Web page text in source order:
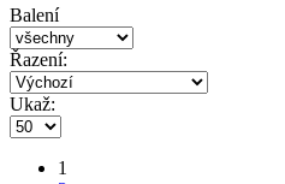
Balení
Řazení:
Ukaž:
1